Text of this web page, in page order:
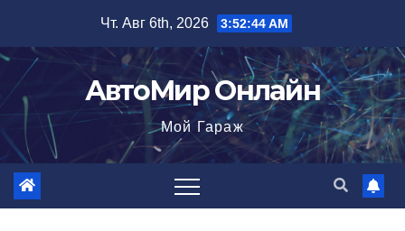
содержимому
Чт. Авг 6th, 2026 3:52:45 AM
АвтоМир Онлайн
Мой Гараж